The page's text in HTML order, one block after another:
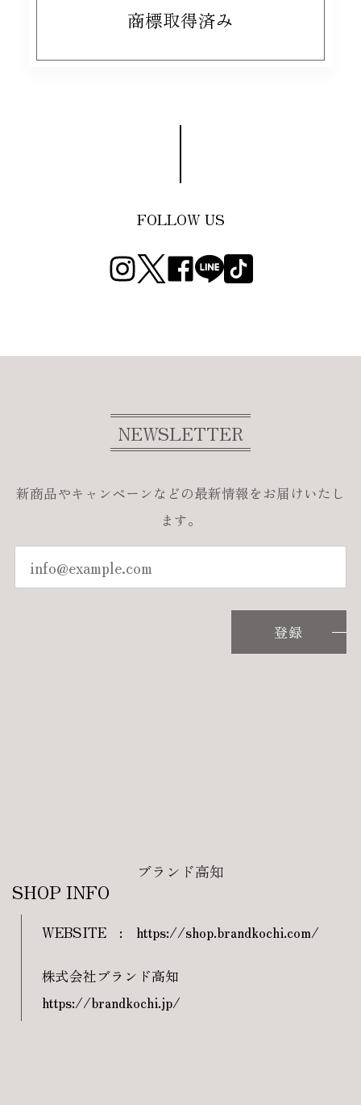
商標取得済み
FOLLOW US
NEWSLETTER
新商品やキャンペーンなどの最新情報をお届けいたし
ます。
登録
ブランド高知
SHOP INFO
WEBSITE : https://shop.brandkochi.com/
株式会社ブランド高知
https://brandkochi.jp/